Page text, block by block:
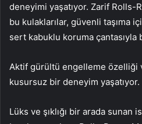
deneyimi yaşatıyor. Zarif Rolls-
bu kulaklarılar, güvenli taşıma
sert kabuklu koruma
Aktif gürültü engelleme özelliği
kusursuz bir deneyim yaşatıyor.
Lüks ve şıklığı bir arada